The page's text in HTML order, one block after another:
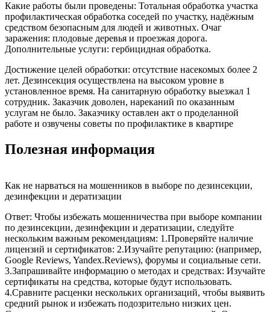
Какие работы были проведены: Тотальная обработка участка
профилактическая обработка соседей по участку, надёжным
средством безопасным для людей и животных. Очаг
заражения: плодовые деревья и проезжая дорога.
Дополнительные услуги: гербицидная обработка.
Достижение целей обработки: отсутствие насекомых более 2
лет. Дезинсекция осуществлена на высоком уровне в
установленное время. На санитарную обработку выезжал 1
сотрудник. Заказчик доволен, нареканий по оказанным
услугам не было. Заказчику оставлен акт о проделанной
работе и озвучены советы по профилактике в квартире
Полезная информация
Как не нарваться на мошенников в выборе по дезинсекции,
дезинфекции и дератизации
Ответ: Чтобы избежать мошенничества при выборе компании
по дезинсекции, дезинфекции и дератизации, следуйте
нескольким важным рекомендациям: 1.Проверяйте наличие
лицензий и сертификатов: 2.Изучайте репутацию: (например,
Google Reviews, Yandex.Reviews), форумы и социальные сети.
3.Запрашивайте информацию о методах и средствах: Изучайте
сертификаты на средства, которые будут использовать.
4.Сравните расценки нескольких организаций, чтобы выявить
средний рынок и избежать подозрительно низких цен.